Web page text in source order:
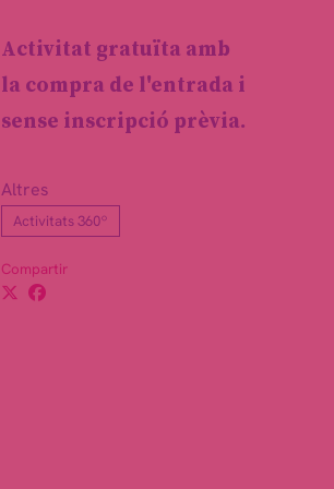
Activitat gratuïta amb
la compra de l'entrada i
sense inscripció prèvia.
Altres
Activitats 360º
Compartir